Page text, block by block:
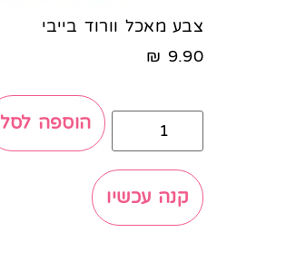
צבע מאכל וורוד בייבי
9.90
₪
הוספה לסל
קנה עכשיו